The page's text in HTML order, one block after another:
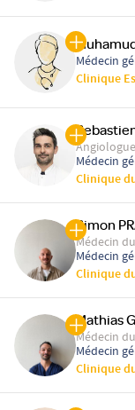
Médecin
Clinique
Angiologue
Médecin
Clinique
Simon
Médecin
Médecin
Clinique
Mathias
Médecin
Médecin
Clinique